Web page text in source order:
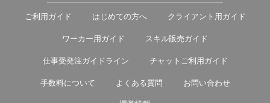
ご利用ガイド はじめての方へ クライアント用ガイド
ワーカー用ガイド スキル販売ガイド
仕事受発注ガイドライン チャットご利用ガイド
手数料について よくある質問 お問い合わせ